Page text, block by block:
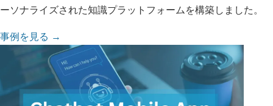
ーソナライズされた知識プラットフォームを構築しました。
事例を見る →